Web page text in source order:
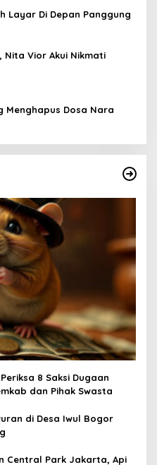
Layar Di Depan Panggung
Nita Vior Akui Nikmati
Menghapus Dosa Nara
8 Saksi Dugaan
dan Pihak Swasta
di Desa Iwul Bogor
Central Park Jakarta, Api